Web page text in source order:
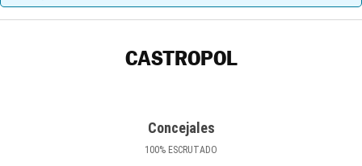
CASTROPOL
Concejales
100% ESCRUTADO